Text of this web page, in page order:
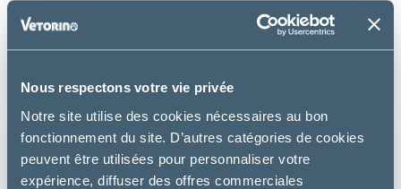
Nous respectons votre vie privée
Notre site utilise des cookies nécessaires au bon
fonctionnement du site. D’autres catégories de cookies
peuvent être utilisées pour personnaliser votre
expérience, diffuser des offres commerciales
ADVANTAGE CHAT ET LAPIN DE PLUS DE 4 KG